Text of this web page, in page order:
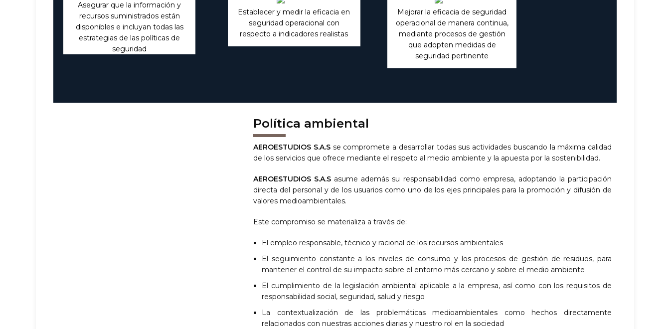
Asegurar que la información y
recursos suministrados están
disponibles e incluyan todas las
estrategias de las políticas de
seguridad
Establecer y medir la eficacia en
seguridad operacional con
respecto a indicadores realistas
Mejorar la eficacia de seguridad
operacional de manera continua,
mediante procesos de gestión
que adopten medidas de
seguridad pertinente
Política ambiental
AEROESTUDIOS S.A.Sse compromete a desarrollar todas sus actividades buscando la máxima calidad
de los servicios que ofrece mediante el respeto al medio ambiente y la apuesta por la sostenibilidad.
AEROESTUDIOS S.A.S asume además su responsabilidad como empresa, adoptando la participación
directa del personal y de los usuarios como uno de los ejes principales para la promoción y difusión de
valores medioambientales.
Este compromiso se materializa a través de:
El empleo responsable, técnico y racional de los recursos ambientales
El seguimiento constante a los niveles de consumo y los procesos de gestión de residuos, para
mantener el control de su impacto sobre el entorno más cercano y sobre el medio ambiente
El cumplimiento de la legislación ambiental aplicable a la empresa, así como con los requisitos de
responsabilidad social, seguridad, salud y riesgo
La contextualización de las problemáticas medioambientales como hechos directamente
relacionados con nuestras acciones diarias y nuestro rol en la sociedad